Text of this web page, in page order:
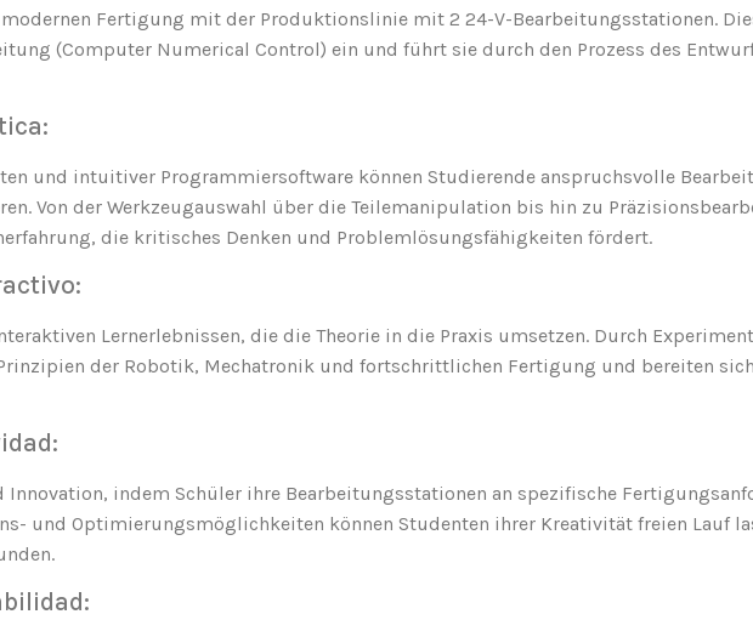
modernen Fertigung mit der Produktionslinie mit 2 24-V-Bearbeitungsstationen.
(Computer Numerical Control) ein und führt sie durch den Prozess des
und intuitiver Programmiersoftware können Studierende anspruchsvolle
Von der Werkzeugauswahl über die Teilemanipulation bis hin zu
die kritisches Denken und Problemlösungsfähigkeiten fördert.
Lernerlebnissen, die die Theorie in die Praxis umsetzen. Durch
der Robotik, Mechatronik und fortschrittlichen Fertigung und bereiten
Innovation, indem Schüler ihre Bearbeitungsstationen an spezifische
und Optimierungsmöglichkeiten können Studenten ihrer Kreativität freien Lauf